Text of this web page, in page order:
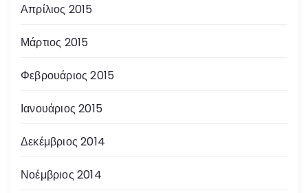
Απρίλιος 2015
Μάρτιος 2015
Φεβρουάριος 2015
Ιανουάριος 2015
Δεκέμβριος 2014
Νοέμβριος 2014